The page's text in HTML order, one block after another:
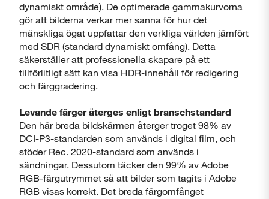
dynamiskt område). De optimerade gammakurvorna
gör att bilderna verkar mer sanna för hur det
mänskliga ögat uppfattar den verkliga världen jämfört
med SDR (standard dynamiskt omfång). Detta
säkerställer att professionella skapare på ett
tillförlitligt sätt kan visa HDR-innehåll för redigering
och färggradering.
Levande färger återges enligt branschstandard
Den här breda bildskärmen återger troget 98% av
DCI-P3-standarden som används i digital film, och
stöder Rec. 2020-standard som används i
sändningar. Dessutom täcker den 99% av Adobe
RGB-färgutrymmet så att bilder som tagits i Adobe
RGB visas korrekt. Det breda färgomfånget
Stäng